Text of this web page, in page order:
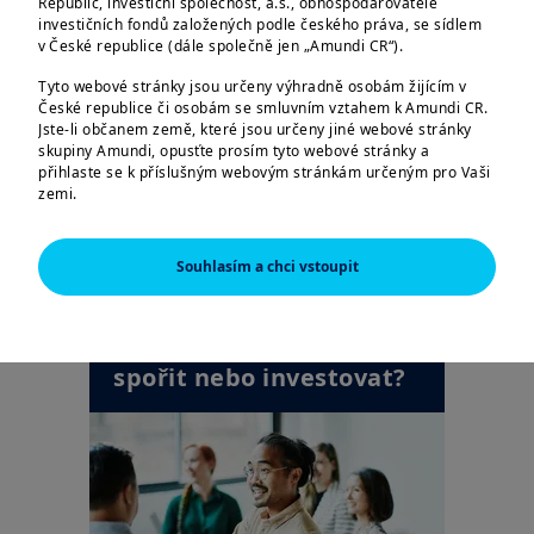
investičních fondů založených podle českého práva, se sídlem
v České republice (dále společně jen „Amundi CR“).
Tyto webové stránky jsou určeny výhradně osobám žijícím v
České republice či osobám se smluvním vztahem k Amundi CR.
Jste-li občanem země, které jsou určeny jiné webové stránky
skupiny Amundi, opusťte prosím tyto webové stránky a
přihlaste se k příslušným webovým stránkám určeným pro Vaši
zemi.
Tyto webové stránky jsou určeny výhradně k poskytování
informací o společnostech Amundi CR a skupině Amundi a o
produktech schválených pro trh v České republice. Informace o
produktech jsou poskytovány pouze v obecné rovině, nebyl
může být vyhodnocen až na základě informací, které o sobě
poskytnete distributorovi daného produktu.
času měnit a Amundi CR je může bez upozornění kdykoliv
aktualizovat.
AMERICKÉ OSOBY
Souhlasím a chci vstoupit
mladí
spořit nebo investovat?